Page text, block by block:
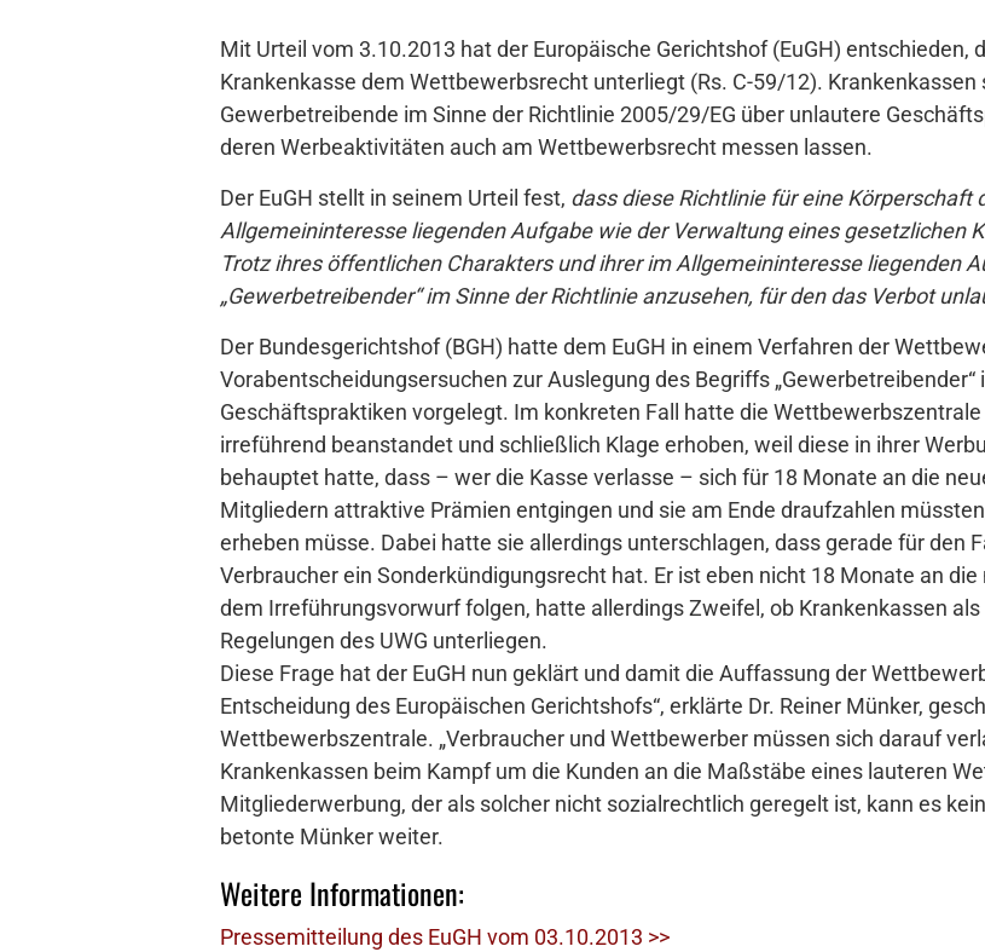
Mit Urteil vom 3.10.2013 hat der Europäische Gerichtshof (EuGH) entschieden,
Krankenkasse dem Wettbewerbsrecht unterliegt (Rs. C-59/12).
Gewerbetreibende im Sinne der Richtlinie 2005/29/EG über unlautere
deren Werbeaktivitäten auch am Wettbewerbsrecht messen lassen.
Der EuGH stellt in seinem Urteil fest, dass diese Richtlinie für eine
Allgemeininteresse liegenden Aufgabe wie der Verwaltung eines gesetzlichen
Trotz ihres öffentlichen Charakters und ihrer im Allgemeininteresse liegenden
„Gewerbetreibender“ im Sinne der Richtlinie anzusehen, für den das Verbot
Der Bundesgerichtshof (BGH) hatte dem EuGH in einem Verfahren der
Vorabentscheidungsersuchen zur Auslegung des Begriffs
Geschäftspraktiken vorgelegt. Im konkreten Fall hatte die
irreführend beanstandet und schließlich Klage erhoben, weil diese in ihrer
behauptet hatte, dass – wer die Kasse verlasse – sich für 18 Monate an die
Mitgliedern attraktive Prämien entgingen und sie am Ende draufzahlen
erheben müsse. Dabei hatte sie allerdings unterschlagen, dass gerade für den
Verbraucher ein Sonderkündigungsrecht hat. Er ist eben nicht 18 Monate an
dem Irreführungsvorwurf folgen, hatte allerdings Zweifel, ob Krankenkassen
Regelungen des UWG unterliegen.
Diese Frage hat der EuGH nun geklärt und damit die Auffassung der
Entscheidung des Europäischen Gerichtshofs“, erklärte Dr. Reiner Münker,
Wettbewerbszentrale. „Verbraucher und Wettbewerber müssen sich darauf
Krankenkassen beim Kampf um die Kunden an die Maßstäbe eines lauteren
Mitgliederwerbung, der als solcher nicht sozialrechtlich geregelt ist, kann es
betonte Münker weiter.
Weitere Informationen:
Pressemitteilung des EuGH vom 03.10.2013 >>